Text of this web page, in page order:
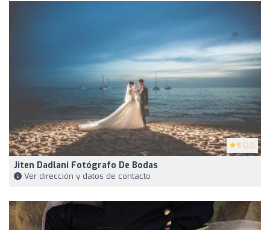
5 (22)
Jiten Dadlani Fotógrafo De Bodas
Ver dirección y datos de contacto